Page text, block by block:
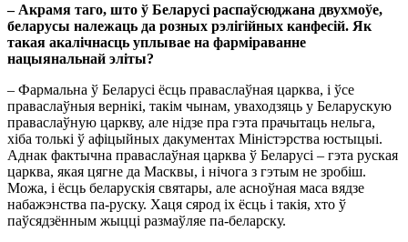
– Акрамя таго, што ў Беларусі распаўсюджана двухмоўе,
беларусы належаць да розных рэлігійных канфесій. Як
такая акалічнасць уплывае на фарміраванне
нацыянальнай эліты?
– Фармальна ў Беларусі ёсць праваслаўная царква, і ўсе
праваслаўныя вернікі, такім чынам, уваходзяць у Беларускую
праваслаўную царкву, але нідзе пра гэта прачытаць нельга,
хіба толькі ў афіцыйных дакументах Міністэрства юстыцыі.
Аднак фактычна праваслаўная царква ў Беларусі – гэта руская
царква, якая цягне да Масквы, і нічога з гэтым не зробіш.
Можа, і ёсць беларускія святары, але асноўная маса вядзе
набажэнства па-руску. Хаця сярод іх ёсць і такія, хто ў
паўсядзённым жыцці размаўляе па-беларску.